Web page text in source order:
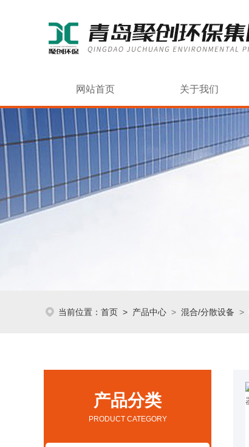
网站首页 关于我们
当前位置： 首页 > 产品中心 > 混合/分散设备 >
产品分类
PRODUCT CATEGORY